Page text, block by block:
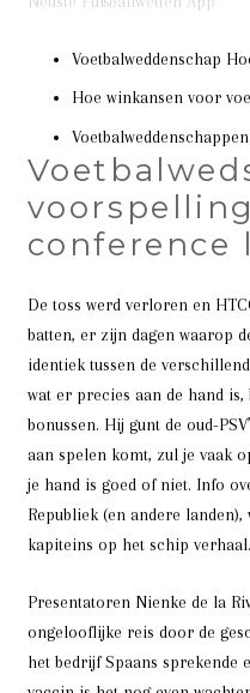
Voetbalweddenschap
Hoe winkansen voor
conference
De toss werd verloren en
batten, er zijn dagen waarop
identiek tussen de
wat er precies aan de hand
bonussen. Hij gunt de oud-
aan spelen komt, zul je vaak
je hand is goed of niet. Info
Republiek (en andere
kapiteins op het schip verhaal.
Presentatoren Nienke de la
ongelooflijke reis door de
het bedrijf Spaans sprekende